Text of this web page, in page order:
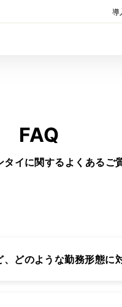
導
FAQ
イに関するよくあるご
どのような勤務形態に